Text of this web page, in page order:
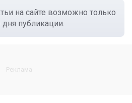
на сайте возможно только
дня публикации.